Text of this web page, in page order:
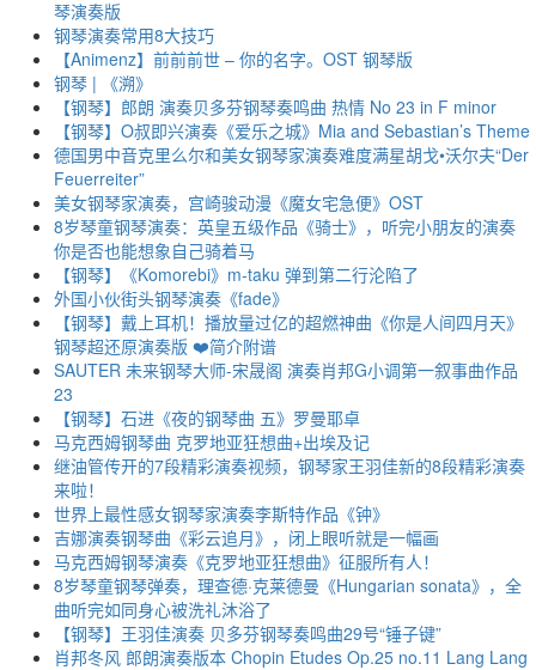
琴演奏版
钢琴演奏常用8大技巧
【Animenz】前前前世 – 你的名字。OST 钢琴版
钢琴 | 《溯》
【钢琴】郎朗 演奏贝多芬钢琴奏鸣曲 热情 No 23 in F minor
【钢琴】O叔即兴演奏《爱乐之城》Mia and Sebastian’s Theme
德国男中音克里么尔和美女钢琴家演奏难度满星胡戈•沃尔夫“Der
Feuerreiter”
美女钢琴家演奏，宫崎骏动漫《魔女宅急便》OST
8岁琴童钢琴演奏：英皇五级作品《骑士》，听完小朋友的演奏
你是否也能想象自己骑着马
【钢琴】《Komorebi》m-taku 弹到第二行沦陷了
外国小伙街头钢琴演奏《fade》
【钢琴】戴上耳机！播放量过亿的超燃神曲《你是人间四月天》
钢琴超还原演奏版 ❤️简介附谱
SAUTER 未来钢琴大师-宋晟阁 演奏肖邦G小调第一叙事曲作品
23
【钢琴】石进《夜的钢琴曲 五》罗曼耶卓
马克西姆钢琴曲 克罗地亚狂想曲+出埃及记
继油管传开的7段精彩演奏视频，钢琴家王羽佳新的8段精彩演奏
来啦！
世界上最性感女钢琴家演奏李斯特作品《钟》
吉娜演奏钢琴曲《彩云追月》，闭上眼听就是一幅画
马克西姆钢琴演奏《克罗地亚狂想曲》征服所有人！
8岁琴童钢琴弹奏，理查德·克莱德曼《Hungarian sonata》，全
曲听完如同身心被洗礼沐浴了
【钢琴】王羽佳演奏 贝多芬钢琴奏鸣曲29号“锤子键”
肖邦冬风 郎朗演奏版本 Chopin Etudes Op.25 no.11 Lang Lang